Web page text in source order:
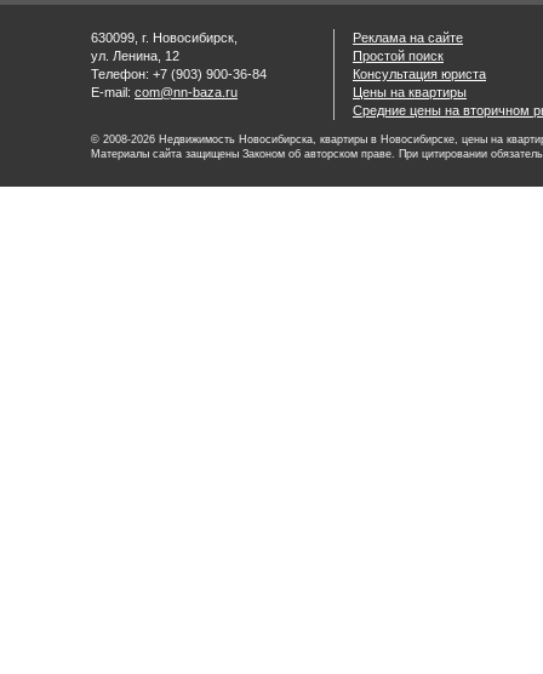
630099, г. Новосибирск,
ул. Ленина, 12
Телефон: +7 (903) 900-36-84
E-mail: com@nn-baza.ru
Реклама на сайте
Простой поиск
Консультация юриста
Цены на квартиры
Средние цены на вторичном
© 2008-2026 Недвижимость Новосибирска, квартиры в Новосибирске, цены на
Материалы сайта защищены Законом об авторском праве. При цитировании